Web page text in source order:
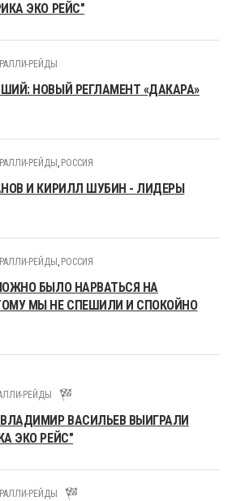
ЭКО РЕЙС"
РАЛЛИ-РЕЙДЫ
НОВЫЙ РЕГЛАМЕНТ «ДАКАРА»
РАЛЛИ-РЕЙДЫ , РОССИЯ
И КИРИЛЛ ШУБИН - ЛИДЕРЫ
РАЛЛИ-РЕЙДЫ , РОССИЯ
БЫЛО НАРВАТЬСЯ НА
МЫ НЕ СПЕШИЛИ И СПОКОЙНО
РЕЙДЫ
ВАСИЛЬЕВ ВЫИГРАЛИ
ЭКО РЕЙС"
РАЛЛИ-РЕЙДЫ